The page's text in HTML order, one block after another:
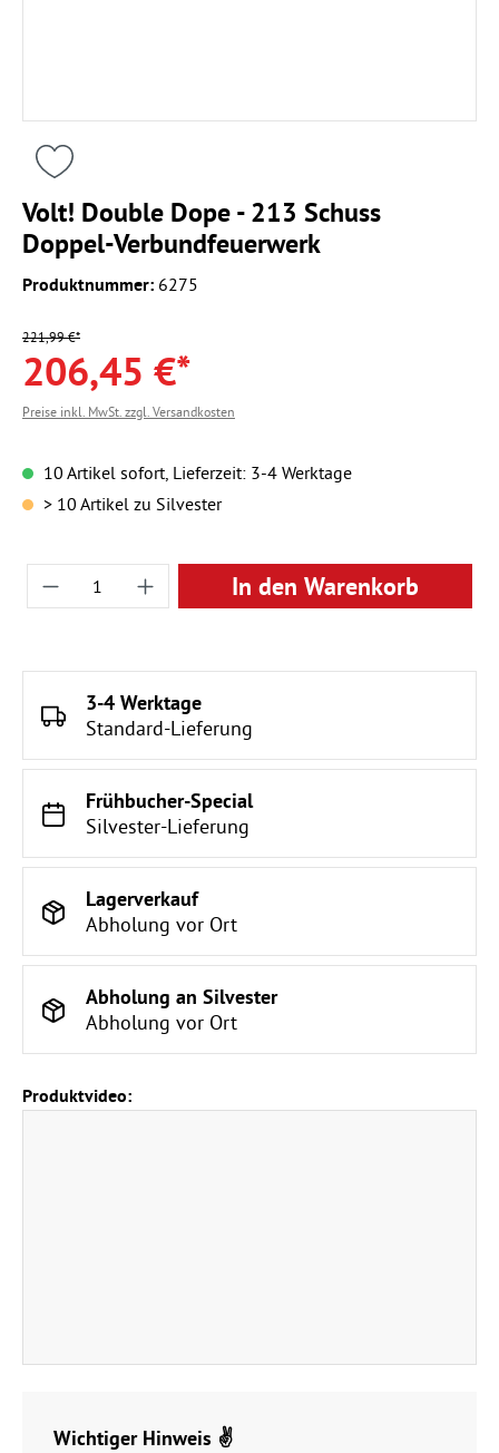
Volt! Double Dope - 213 Schuss
Doppel-Verbundfeuerwerk
Produktnummer: 6275
221,99 €*
206,45 €*
Preise inkl. MwSt. zzgl. Versandkosten
10 Artikel sofort, Lieferzeit: 3-4 Werktage
> 10 Artikel zu Silvester
Produkt Anzahl: Gib den gewünschten
In den Warenkorb
3-4 Werktage
Standard-Lieferung
Frühbucher-Special
Silvester-Lieferung
Lagerverkauf
Abholung vor Ort
Abholung an Silvester
Abholung vor Ort
Produktvideo:
Wichtiger Hinweis ✌️